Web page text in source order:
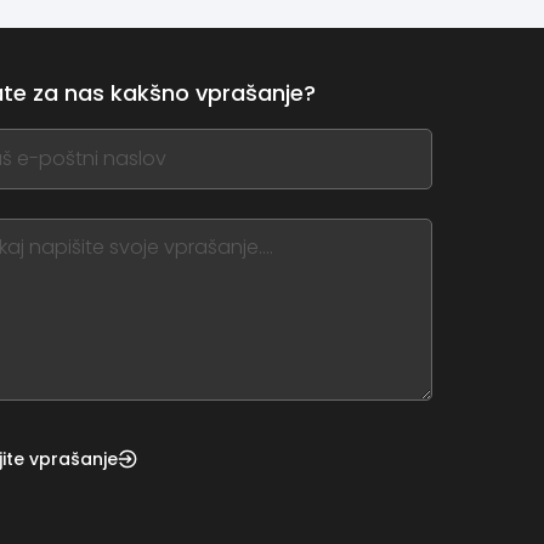
za nas kakšno vprašanje?
vprašanje